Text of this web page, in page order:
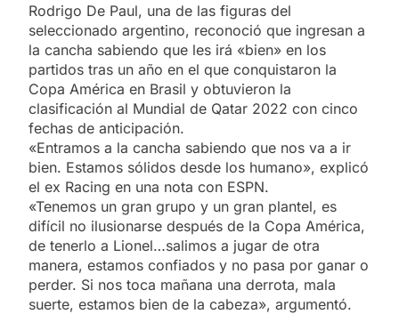
Rodrigo De Paul, una de las figuras del
seleccionado argentino, reconoció que ingresan a
la cancha sabiendo que les irá «bien» en los
partidos tras un año en el que conquistaron la
Copa América en Brasil y obtuvieron la
clasificación al Mundial de Qatar 2022 con cinco
fechas de anticipación.
«Entramos a la cancha sabiendo que nos va a ir
bien. Estamos sólidos desde los humano», explicó
el ex Racing en una nota con ESPN.
«Tenemos un gran grupo y un gran plantel, es
difícil no ilusionarse después de la Copa América,
de tenerlo a Lionel…salimos a jugar de otra
manera, estamos confiados y no pasa por ganar o
perder. Si nos toca mañana una derrota, mala
suerte, estamos bien de la cabeza», argumentó.